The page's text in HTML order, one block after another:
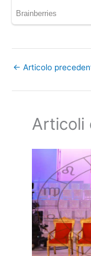
← Articolo
Articoli